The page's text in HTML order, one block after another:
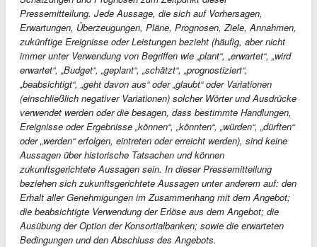
Pressemitteilung. Jede Aussage, die sich auf Vorhersagen,
Erwartungen, Überzeugungen, Pläne, Prognosen, Ziele, Annahmen,
zukünftige Ereignisse oder Leistungen bezieht (häufig, aber nicht
immer unter Verwendung von Begriffen wie „plant“, „erwartet“, „wird
erwartet“, „Budget“, „geplant“, „schätzt“, „prognostiziert“,
„beabsichtigt“, „geht davon aus“ oder „glaubt“ oder Variationen
(einschließlich negativer Variationen) solcher Wörter und Ausdrücke
verwendet werden oder die besagen, dass bestimmte Handlungen,
Ereignisse oder Ergebnisse „können“, „könnten“, „würden“, „dürften“
oder „werden“ erfolgen, eintreten oder erreicht werden), sind keine
Aussagen über historische Tatsachen und können
zukunftsgerichtete Aussagen sein. In dieser Pressemitteilung
beziehen sich zukunftsgerichtete Aussagen unter anderem auf: den
Erhalt aller Genehmigungen im Zusammenhang mit dem Angebot;
die beabsichtigte Verwendung der Erlöse aus dem Angebot; die
Ausübung der Option der Konsortialbanken; sowie die erwarteten
Bedingungen und den Abschluss des Angebots.